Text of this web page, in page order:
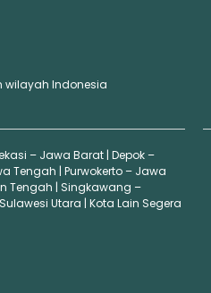
wilayah Indonesia
– Jawa Barat | Depok –
Tengah | Purwokerto – Jawa
Tengah | Singkawang –
Utara | Kota Lain Segera